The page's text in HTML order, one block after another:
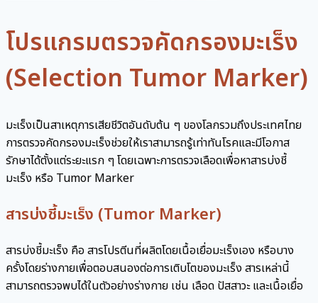
โปรแกรมตรวจคัดกรองมะเร็ง
(Selection Tumor Marker)
มะเร็งเป็นสาเหตุการเสียชีวิตอันดับต้น ๆ ของโลกรวมถึงประเทศไทย
การตรวจคัดกรองมะเร็งช่วยให้เราสามารถรู้เท่าทันโรคและมีโอกาส
รักษาได้ตั้งแต่ระยะแรก ๆ โดยเฉพาะการตรวจเลือดเพื่อหาสารบ่งชี้
มะเร็ง หรือ Tumor Marker
สารบ่งชี้มะเร็ง (Tumor Marker)
สารบ่งชี้มะเร็ง คือ สารโปรตีนที่ผลิตโดยเนื้อเยื่อมะเร็งเอง หรือบาง
ครั้งโดยร่างกายเพื่อตอบสนองต่อการเติบโตของมะเร็ง สารเหล่านี้
สามารถตรวจพบได้ในตัวอย่างร่างกาย เช่น เลือด ปัสสาวะ และเนื้อเยื่อ